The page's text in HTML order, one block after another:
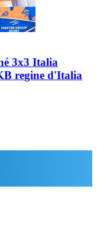
3x3 Italia
regine d'Italia